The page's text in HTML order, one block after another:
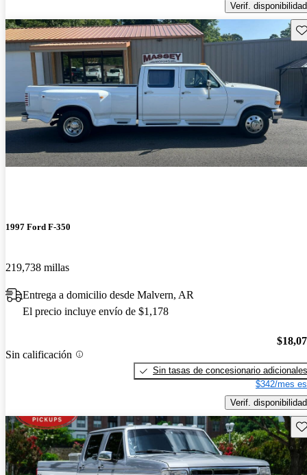
Verif. disponibilidad
1997 Ford F-350
219,738 millas
Entrega a domicilio desde Malvern, AR
El precio incluye envío de $1,178
Sin calificación
Sin tasas de concesionario adicionales
$342/mes
Verif. disponibilidad